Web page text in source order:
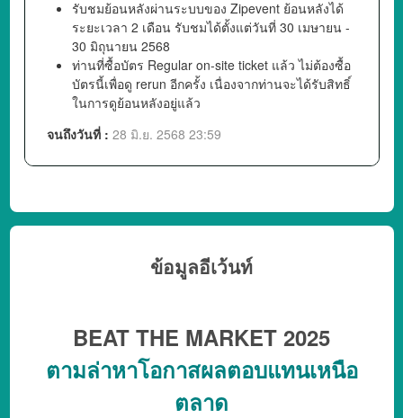
รับชมย้อนหลังผ่านระบบของ Zipevent ย้อนหลังได้
ระยะเวลา 2 เดือน รับชมได้ตั้งแต่วันที่ 30 เมษายน -
30 มิถุนายน 2568
ท่านที่ซื้อบัตร Regular on-site ticket แล้ว ไม่ต้องซื้อ
บัตรนี้เพื่อดู rerun อีกครั้ง เนื่องจากท่านจะได้รับสิทธิ์
ในการดูย้อนหลังอยู่แล้ว
จนถึงวันที่ : 28 มิ.ย. 2568 23:59
ข้อมูลอีเว้นท์
BEAT THE MARKET 2025
ตามล่าหาโอกาสผลตอบแทนเหนือ
ตลาด